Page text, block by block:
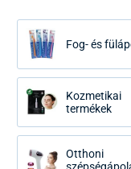
nedvességvesztéstől.
megőrzése
kíméletes tisztítást a
Fog- és
Kozmetikai
termékek
Otthoni